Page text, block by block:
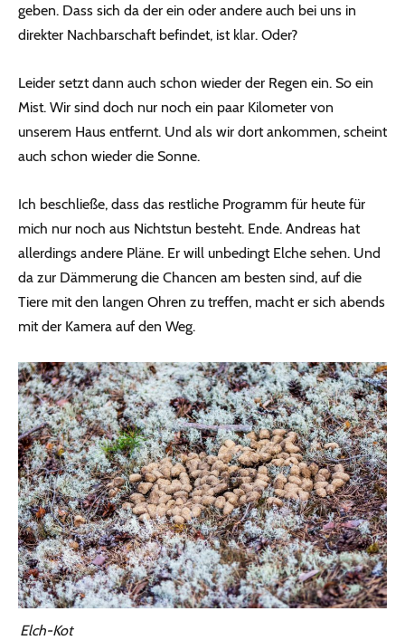
geben. Dass sich da der ein oder andere auch bei uns in
direkter Nachbarschaft befindet, ist klar. Oder?
Leider setzt dann auch schon wieder der Regen ein. So ein
Mist. Wir sind doch nur noch ein paar Kilometer von
unserem Haus entfernt. Und als wir dort ankommen, scheint
auch schon wieder die Sonne.
Ich beschließe, dass das restliche Programm für heute für
mich nur noch aus Nichtstun besteht. Ende. Andreas hat
allerdings andere Pläne. Er will unbedingt Elche sehen. Und
da zur Dämmerung die Chancen am besten sind, auf die
Tiere mit den langen Ohren zu treffen, macht er sich abends
mit der Kamera auf den Weg.
Elch-Kot